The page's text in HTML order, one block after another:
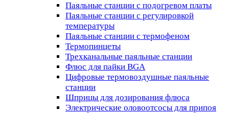
Паяльные станции с подогревом платы
Паяльные станции с регулировкой
температуры
Паяльные станции с термофеном
Термопинцеты
Трехканальные паяльные станции
Флюс для пайки BGA
Цифровые термовоздушные паяльные
станции
Шприцы для дозирования флюса
Электрические оловоотсосы для припоя